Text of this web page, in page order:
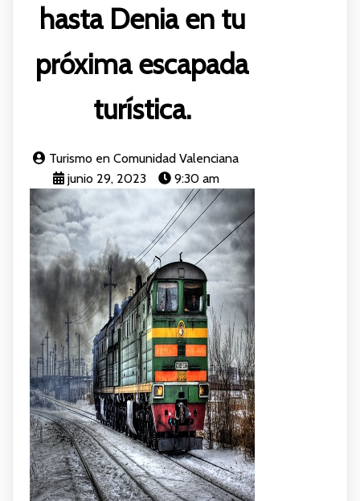
hasta Denia en tu
próxima escapada
turística.
Turismo en Comunidad Valenciana
junio 29, 2023
9:30 am